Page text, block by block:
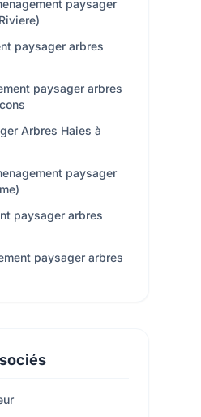
paysager
paysager arbres
paysager arbres
Arbres Haies à
paysager
paysager arbres
paysager arbres